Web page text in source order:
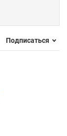
Подписаться